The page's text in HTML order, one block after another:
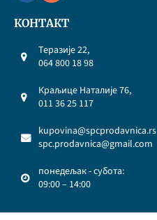
КОНТАКТ
Теразије 22,
064 800 18 98
Краљице Наталије 76,
011 36 25 117
kupovina@spcprodavnica.rs
spc.prodavnica@gmail.com
понедељак - субота:
09:00 – 14:00